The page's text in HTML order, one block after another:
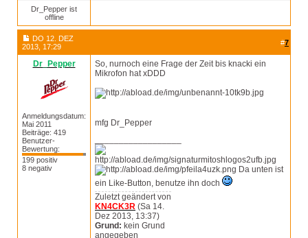
Dr_Pepper ist
offline
DO 12. DEZ
2013, 17:29
#7
Dr_Pepper
Anmeldungsdatum:
Mai 2011
Beiträge: 419
Benutzer-
Bewertung:
199 positiv
8 negativ
So, nurnoch eine Frage der Zeit bis knacki ein
Mikrofon hat xDDD
mfg Dr_Pepper
Da unten ist
ein Like-Button, benutze ihn doch
Zuletzt geändert von
KN4CK3R (Sa 14.
Dez 2013, 13:37)
Grund: kein Grund
angegeben